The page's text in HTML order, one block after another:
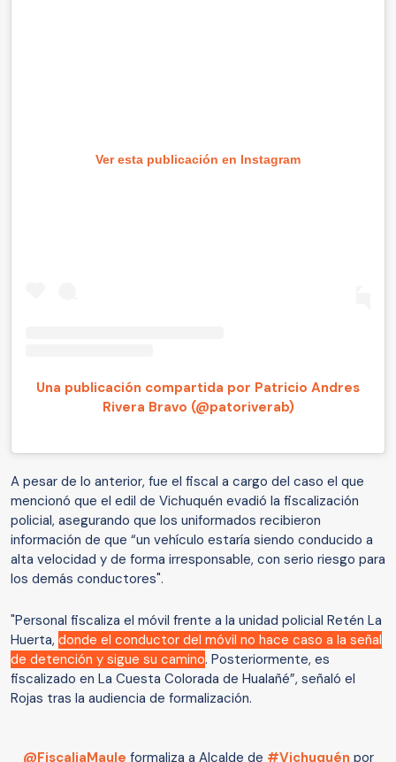
Ver esta publicación en Instagram
Una publicación compartida por Patricio Andres
Rivera Bravo (@patoriverab)
A pesar de lo anterior, fue el fiscal a cargo del caso el que
mencionó que el edil de Vichuquén evadió la fiscalización
policial, asegurando que los uniformados recibieron
información de que “un vehículo estaría siendo conducido a
alta velocidad y de forma irresponsable, con serio riesgo para
los demás conductores".
"Personal fiscaliza el móvil frente a la unidad policial Retén La
Huerta, donde el conductor del móvil no hace caso a la señal
de detención y sigue su camino. Posteriormente, es
fiscalizado en La Cuesta Colorada de Hualañé”, señaló el
Rojas tras la audiencia de formalización.
@FiscaliaMaule formaliza a Alcalde de #Vichuquén por